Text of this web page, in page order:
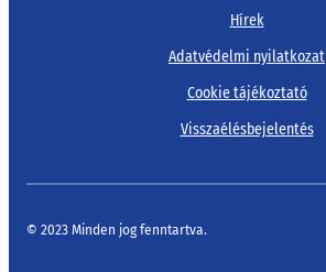
Hírek
Adatvédelmi nyilatkozat
Cookie tájékoztató
Visszaélésbejelentés
© 2023 Minden jog fenntartva.